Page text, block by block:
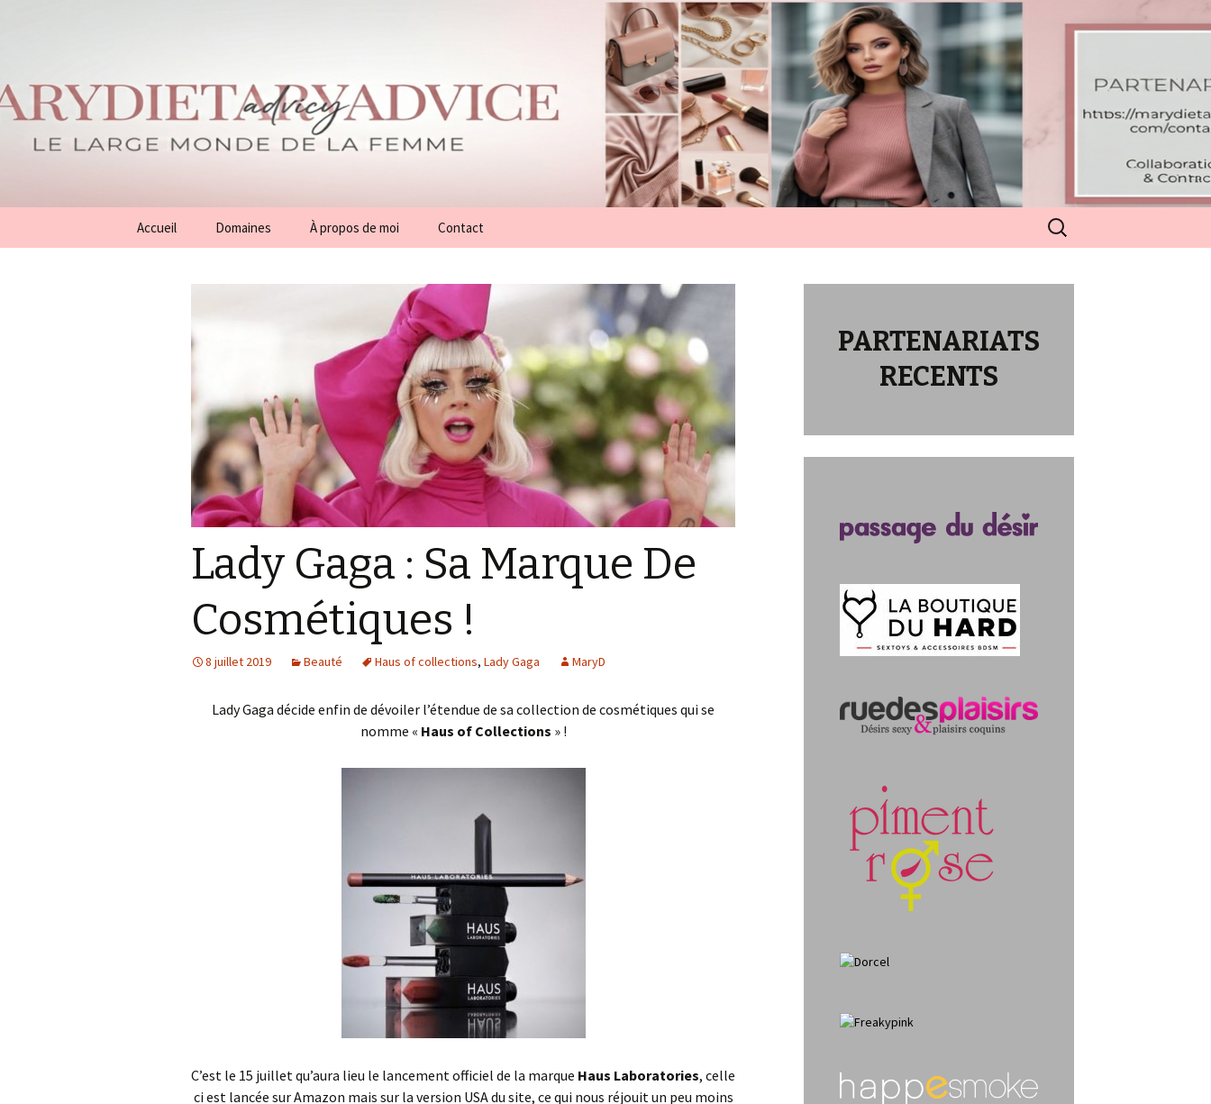
Accueil Domaines
Accessoires
téléphoniques
Les petits délices
Bien être de nos
À propos de moi Contact
Rechercher :
Lady Gaga : Sa Marque De
Cosmétiques !
8 juillet 2019 Beauté Haus of collections, Lady Gaga MaryD
Lady Gaga décide enfin de dévoiler l’étendue de sa collection de cosmétiques qui se
nomme « Haus of Collections » !
C’est le 15 juillet qu’aura lieu le lancement officiel de la marque Haus Laboratories, celle
ci est lancée sur Amazon mais sur la version USA du site, ce qui nous réjouit un peu moins
PARTENARIATS
RECENTS